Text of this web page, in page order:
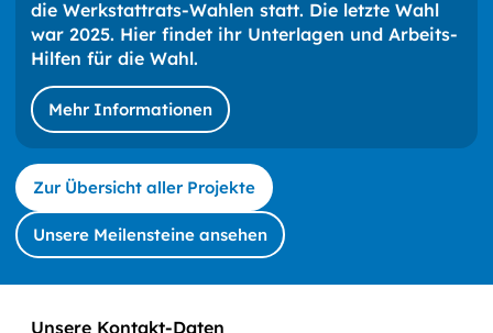
die Werkstattrats-Wahlen statt. Die letzte Wahl
war 2025. Hier findet ihr Unterlagen und Arbeits-
Hilfen für die Wahl.
Mehr Informationen
Zur Übersicht aller Projekte
Unsere Meilensteine ansehen
Unsere Kontakt-Daten
E-Mail an